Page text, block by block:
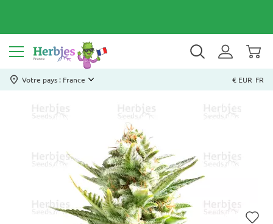
Votre pays : France € EUR FR